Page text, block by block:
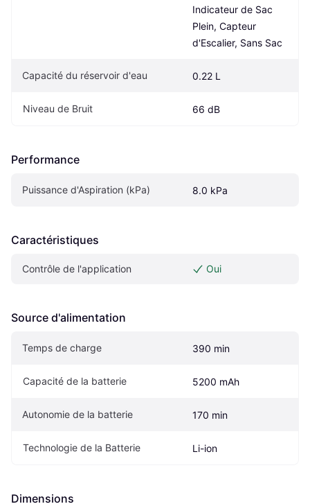
Indicateur de Sac
Plein, Capteur
d'Escalier, Sans Sac
Capacité du réservoir d'eau 0.22 L
Niveau de Bruit 66 dB
Performance
Puissance d'Aspiration (kPa) 8.0 kPa
Caractéristiques
Contrôle de l'application Oui
Source d'alimentation
Temps de charge 390 min
Capacité de la batterie 5200 mAh
Autonomie de la batterie 170 min
Technologie de la Batterie Li-ion
Dimensions